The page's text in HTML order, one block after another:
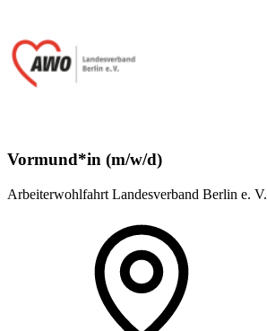
Vormund*in (m/w/d)
Arbeiterwohlfahrt Landesverband Berlin e. V.